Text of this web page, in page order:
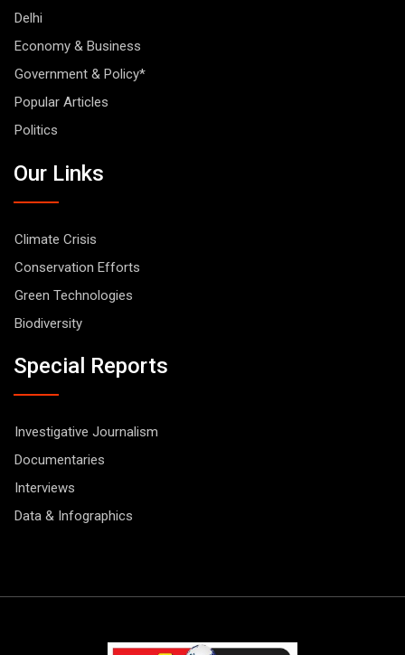
Delhi
Economy & Business
Government & Policy*
Popular Articles
Politics
Our Links
Climate Crisis
Conservation Efforts
Green Technologies
Biodiversity
Special Reports
Investigative Journalism
Documentaries
Interviews
Data & Infographics